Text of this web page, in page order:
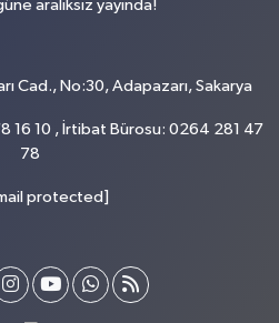
aralıksız yayında!
Cad., No:30, Adapazarı, Sakarya
16 10 , İrtibat Bürosu: 0264 281 47
78
protected]